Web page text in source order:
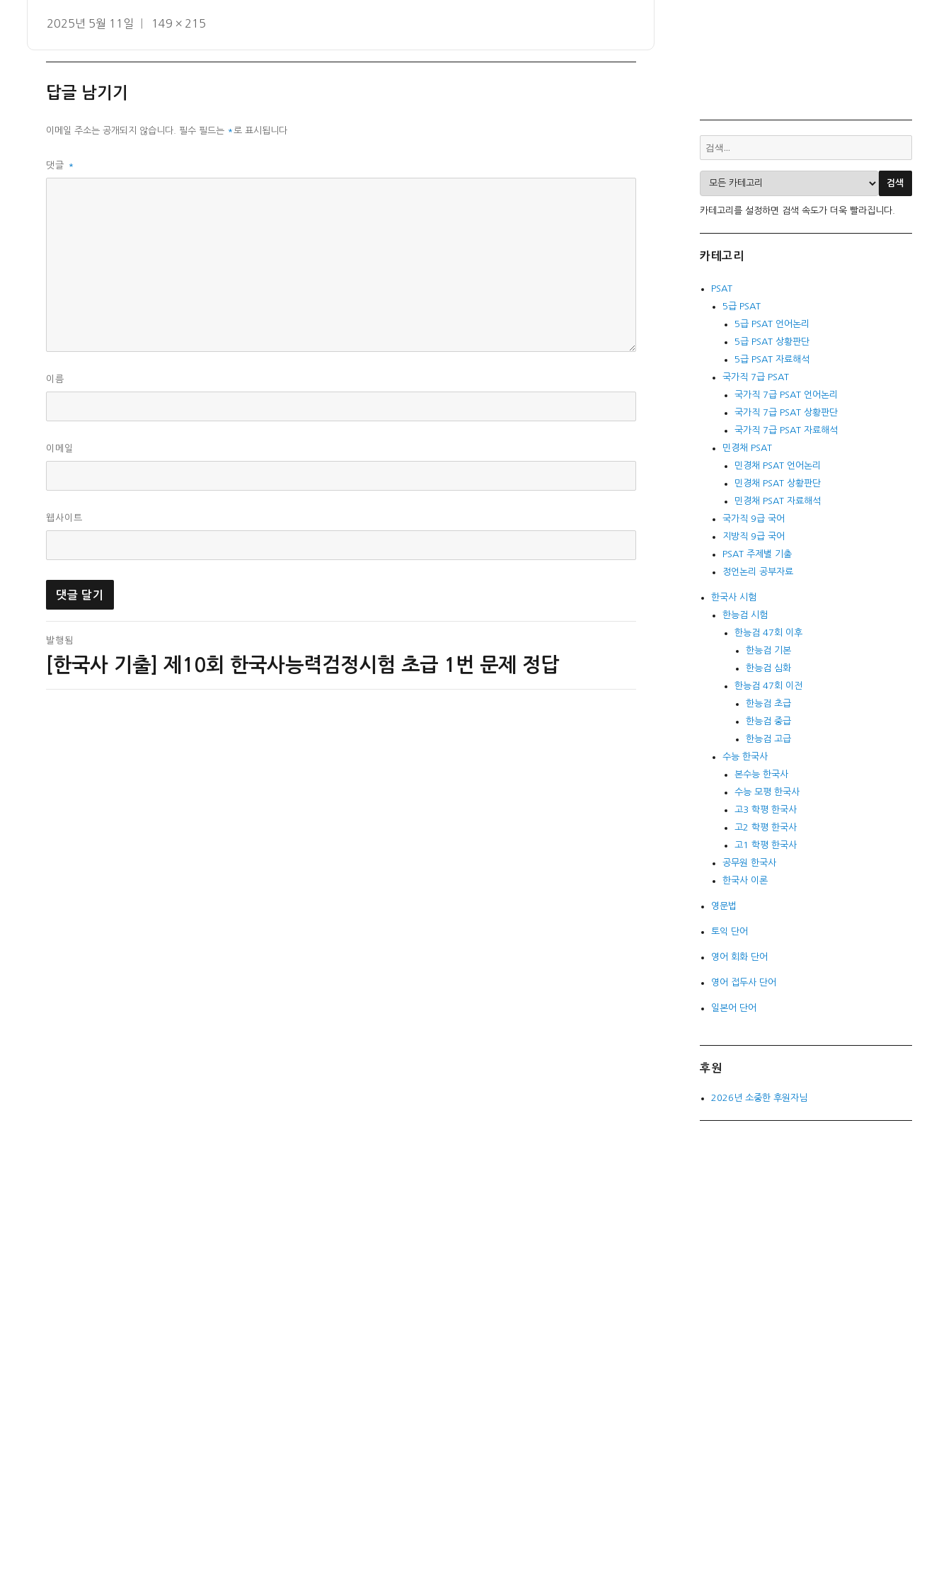
작
2025년 5월 11일
전
149 × 215
답글 남기기
이메일 주소는 공개되지 않습니다. 필수 필드는 *로 표시됩니다
댓글 *
이름
이메일
웹사이트
글
탐
색
발행됨
[한국사 기출] 제10회 한국사능력검정시험 초급 1번 문제 정답
카테고리를 설정하면 검색 속도가 더욱 빨라집니다.
카테고리
PSAT
5급 PSAT
5급 PSAT 언어논리
5급 PSAT 상황판단
5급 PSAT 자료해석
국가직 7급 PSAT
국가직 7급 PSAT 언어논리
국가직 7급 PSAT 상황판단
국가직 7급 PSAT 자료해석
민경채 PSAT
민경채 PSAT 언어논리
민경채 PSAT 상황판단
민경채 PSAT 자료해석
국가직 9급 국어
지방직 9급 국어
PSAT 주제별 기출
정언논리 공부자료
한국사 시험
한능검 시험
한능검 47회 이후
한능검 기본
한능검 심화
한능검 47회 이전
한능검 초급
한능검 중급
한능검 고급
수능 한국사
본수능 한국사
수능 모평 한국사
고3 학평 한국사
고2 학평 한국사
고1 학평 한국사
공무원 한국사
한국사 이론
영문법
토익 단어
영어 회화 단어
영어 접두사 단어
일본어 단어
후원
2026년 소중한 후원자님